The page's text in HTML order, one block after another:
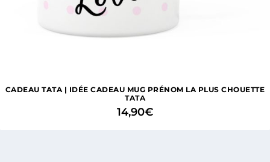
CADEAU TATA | IDÉE CADEAU MUG PRÉNOM LA PLUS CHOUETTE
TATA
14,90€